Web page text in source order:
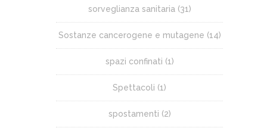
sorveglianza sanitaria (31)
Sostanze cancerogene e mutagene (14)
spazi confinati (1)
Spettacoli (1)
spostamenti (2)